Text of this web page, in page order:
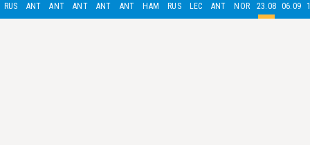
RUS ANT ANT ANT ANT ANT HAM RUS LEC ANT NOR 23.08 06.09